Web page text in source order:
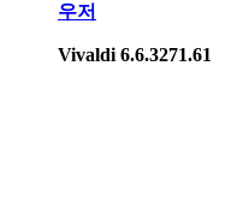
우저
Vivaldi 6.6.3271.61